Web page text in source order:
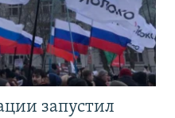
запустил